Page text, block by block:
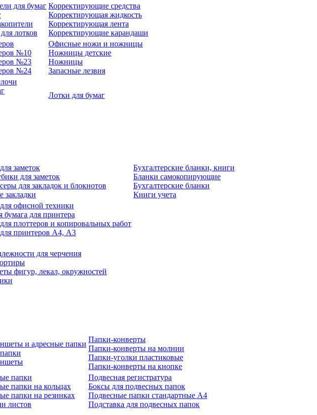
для бумаг
лотков
Корректирующие средства
Корректирующая жидкость
Корректирующая лента
Корректирующие карандаши
№10
№23
№24
Офисные ножи и ножницы
Ножницы детские
Ножницы
Запасные лезвия
Лотки для бумаг
заметок
для заметок
для закладок и блокнотов
закладки
Бухгалтерские бланки, книги
Бланки самокопирующие
Бухгалтерские бланки
Книги учета
офисной техники
бумага для принтера
плоттеров и копировальных работ
принтеров А4, А3
для черчения
фигур, лекал, окружностей
и адресные папки
Папки-конверты
Папки-конверты на молнии
Папки-уголки пластиковые
Папки-конверты на кнопке
папки
папки на кольцах
папки на резинках
листов
Подвесная регистратура
Боксы для подвесных папок
Подвесные папки стандартные А4
Подставка для подвесных папок